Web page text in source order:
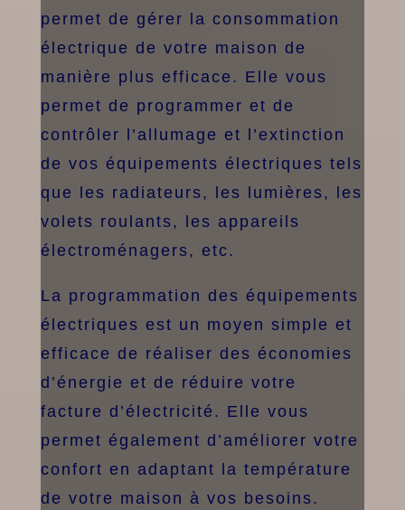
permet de gérer la consommation
électrique de votre maison de
manière plus efficace. Elle vous
permet de programmer et de
contrôler l’allumage et l’extinction
de vos équipements électriques tels
que les radiateurs, les lumières, les
volets roulants, les appareils
électroménagers, etc.
La programmation des équipements
électriques est un moyen simple et
efficace de réaliser des économies
d’énergie et de réduire votre
facture d’électricité. Elle vous
permet également d’améliorer votre
confort en adaptant la température
de votre maison à vos besoins.